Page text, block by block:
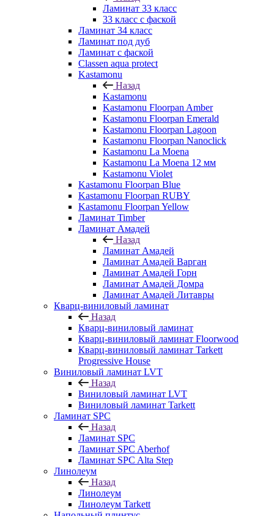
Ламинат 33 класс
33 класс с фаской
Ламинат 34 класс
Ламинат под дуб
Ламинат с фаской
Classen aqua protect
Kastamonu
Назад
Kastamonu
Kastamonu Floorpan Amber
Kastamonu Floorpan Emerald
Kastamonu Floorpan Lagoon
Kastamonu Floorpan Nanoclick
Kastamonu La Moena
Kastamonu La Moena 12 мм
Kastamonu Violet
Kastamonu Floorpan Blue
Kastamonu Floorpan RUBY
Kastamonu Floorpan Yellow
Ламинат Timber
Ламинат Амадей
Назад
Ламинат Амадей
Ламинат Амадей Варган
Ламинат Амадей Горн
Ламинат Амадей Домра
Ламинат Амадей Литавры
Кварц-виниловый ламинат
Назад
Кварц-виниловый ламинат
Кварц-виниловый ламинат Floorwood
Кварц-виниловый ламинат Tarkett
Progressive House
Виниловый ламинат LVT
Назад
Виниловый ламинат LVT
Виниловый ламинат Tarkett
Ламинат SPC
Назад
Ламинат SPC
Ламинат SPC Aberhof
Ламинат SPC Alta Step
Линолеум
Назад
Линолеум
Линолеум Tarkett